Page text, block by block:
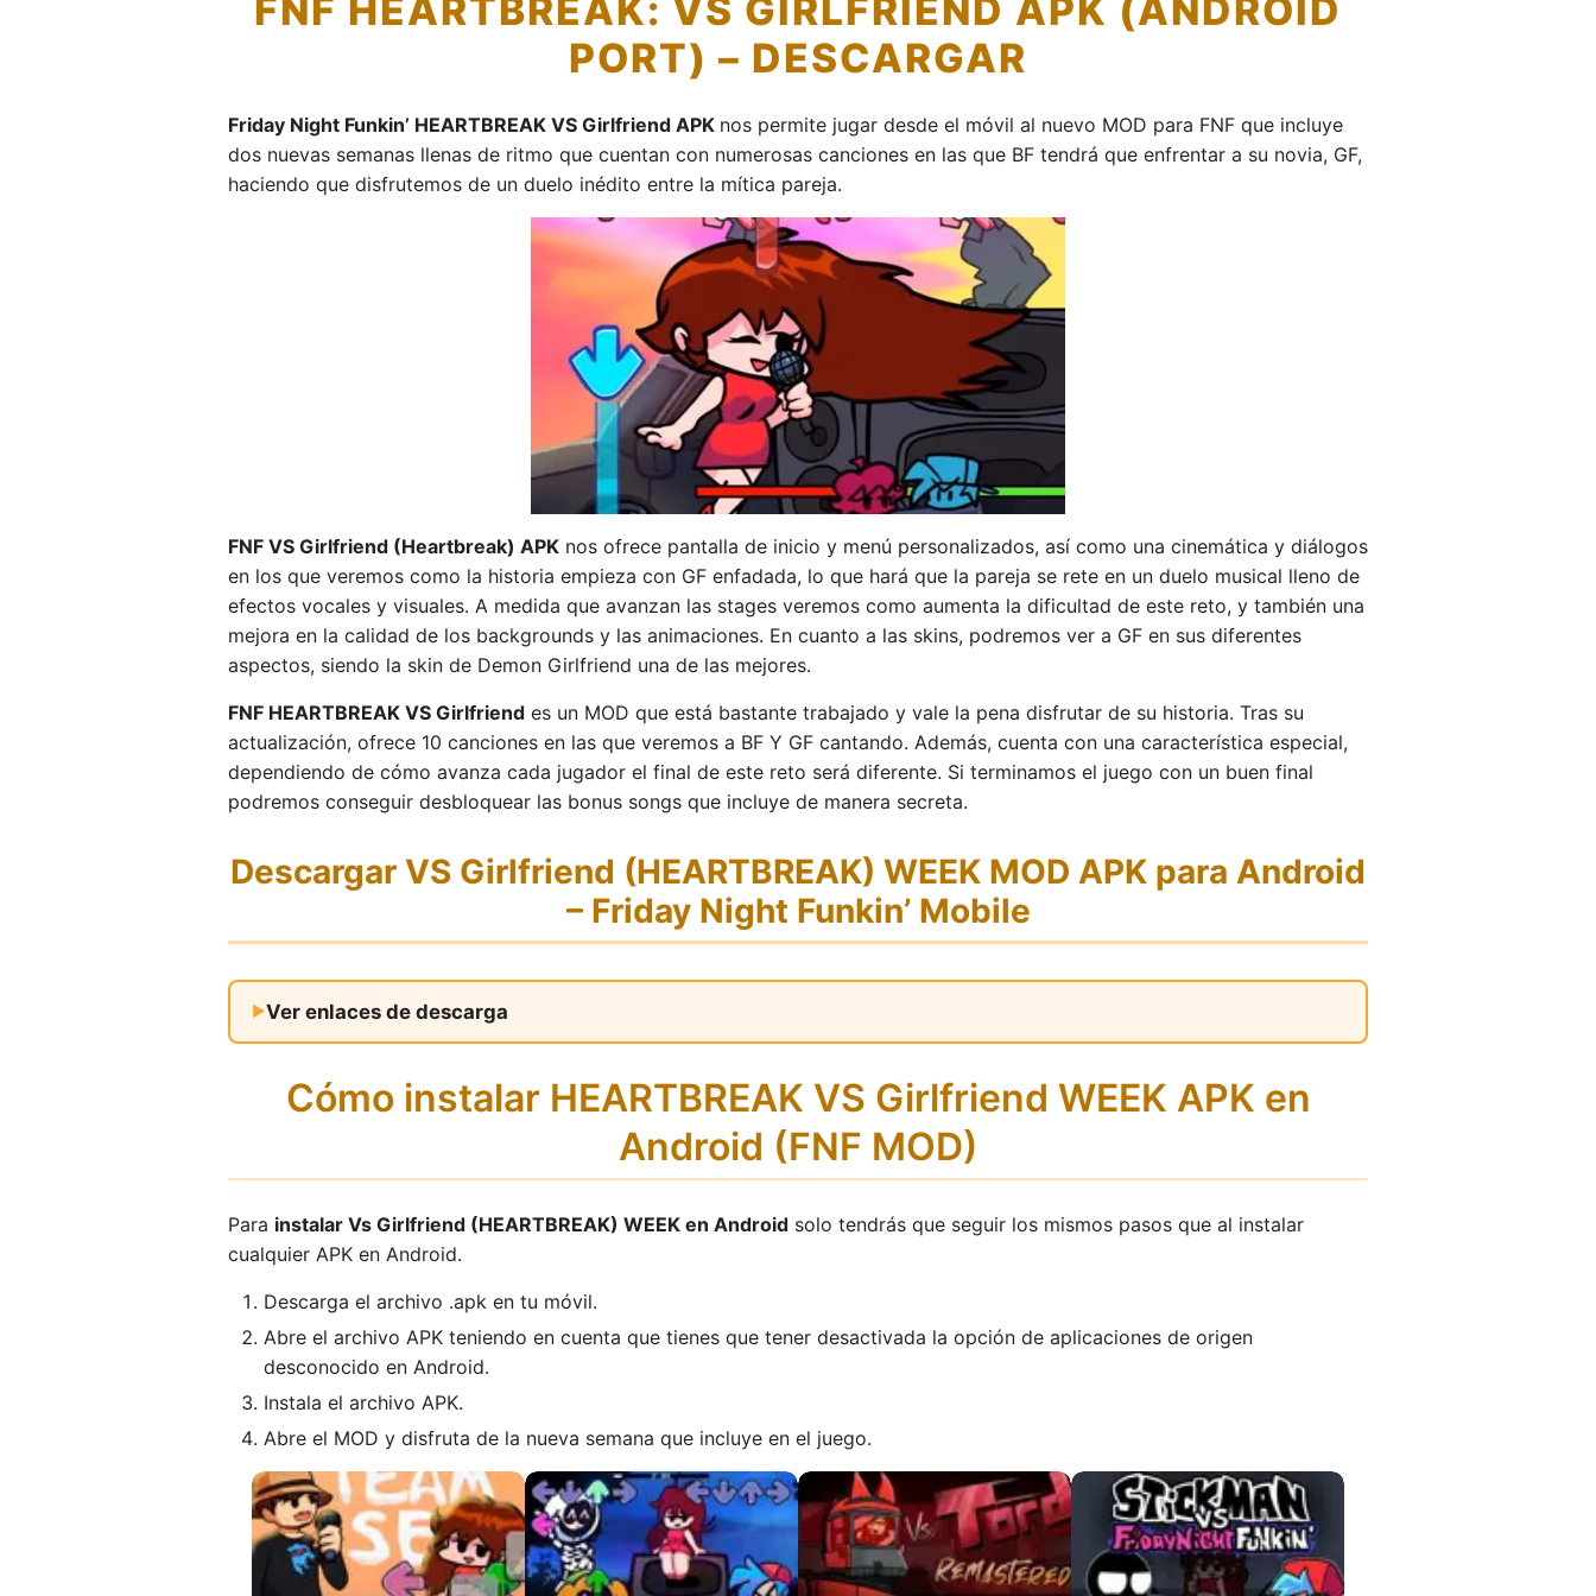
FNF HEARTBREAK: VS GIRLFRIEND APK (ANDROID
PORT) – DESCARGAR
Friday Night Funkin’ HEARTBREAK VS Girlfriend APK nos permite jugar desde el móvil al nuevo MOD para FNF que incluye
dos nuevas semanas llenas de ritmo que cuentan con numerosas canciones en las que BF tendrá que enfrentar a su novia, GF,
haciendo que disfrutemos de un duelo inédito entre la mítica pareja.
FNF VS Girlfriend (Heartbreak) APK nos ofrece pantalla de inicio y menú personalizados, así como una cinemática y diálogos
en los que veremos como la historia empieza con GF enfadada, lo que hará que la pareja se rete en un duelo musical lleno de
efectos vocales y visuales. A medida que avanzan las stages veremos como aumenta la dificultad de este reto, y también una
mejora en la calidad de los backgrounds y las animaciones. En cuanto a las skins, podremos ver a GF en sus diferentes
aspectos, siendo la skin de Demon Girlfriend una de las mejores.
FNF HEARTBREAK VS Girlfriend es un MOD que está bastante trabajado y vale la pena disfrutar de su historia. Tras su
actualización, ofrece 10 canciones en las que veremos a BF Y GF cantando. Además, cuenta con una característica especial,
dependiendo de cómo avanza cada jugador el final de este reto será diferente. Si terminamos el juego con un buen final
podremos conseguir desbloquear las bonus songs que incluye de manera secreta.
Descargar VS Girlfriend (HEARTBREAK) WEEK MOD APK para Android
– Friday Night Funkin’ Mobile
Ver enlaces de descarga
Cómo instalar HEARTBREAK VS Girlfriend WEEK APK en
Android (FNF MOD)
Para instalar Vs Girlfriend (HEARTBREAK) WEEK en Android solo tendrás que seguir los mismos pasos que al instalar
cualquier APK en Android.
Descarga el archivo .apk en tu móvil.
Abre el archivo APK teniendo en cuenta que tienes que tener desactivada la opción de aplicaciones de origen
desconocido en Android.
Instala el archivo APK.
Abre el MOD y disfruta de la nueva semana que incluye en el juego.